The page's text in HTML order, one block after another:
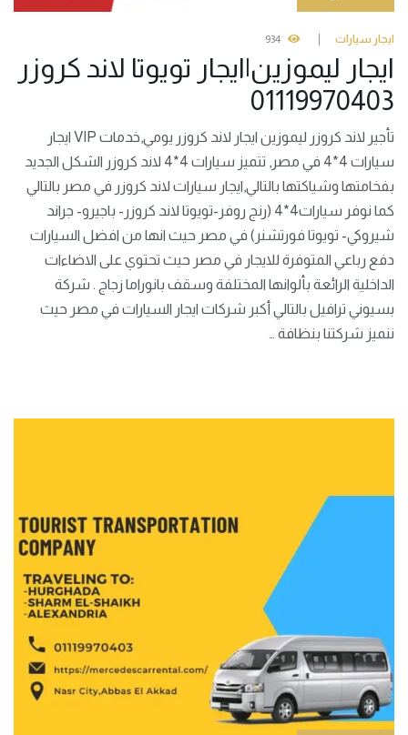
ايجار سيارات 934
ايجار ليموزين|ايجار تويوتا لاند كروزر
01119970403
تأجير لاند كروزر ليموزين ايجار لاند كروزر يومي,خدمات VIP ايجار
سيارات 4*4 في مصر, تتميز سيارات 4*4 لاند كروزر الشكل الجديد
بفخامتها وشياكتها بالتالي,ايجار سيارات لاند كروزر في مصر بالتالي
كما نوفر سيارات4*4 (رنج روفر-تويوتا لاند كروزر- باجيرو- جراند
شيروكي- تويوتا فورتشنر) في مصر حيث انها من افضل السيارات
دفع رباعي المتوفرة للايجار في مصر حيث تحتوي على الاضاءات
الداخلية الرائعة بألوانها المختلفة وسقف بانوراما زجاج . شركة
بسيوني ترافيل بالتالي أكبر شركات ايجار السيارات في مصر حيث
ننميز شركتنا بنظافة …